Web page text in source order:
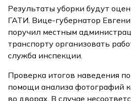
Результаты уборки будут
ГАТИ. Вице-губернатор
поручил местным
транспорту организовать
служба инспекции.
Проверка итогов наведения
помощи анализа фотографий
во дворах. В случае